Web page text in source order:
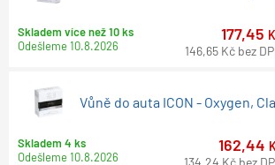
Skladem více než 10 ks
Odešleme10.8.2026
177,45
146,65 Kč bez
Vůně do auta ICON - Oxygen,
Skladem 4 ks
Odešleme10.8.2026
162,44